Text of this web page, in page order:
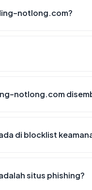
notlong.com?
notlong.com
di blocklist
situs phishing?